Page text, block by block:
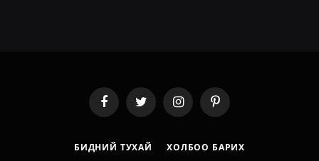
FacebookTwitter InstagramPinterest
БИДНИЙ ТУХАЙ ХОЛБОО БАРИХ